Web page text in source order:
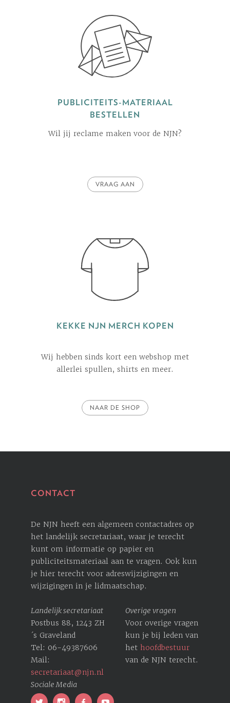
PUBLICITEITS-MATERIAAL
BESTELLEN
Wil jij reclame maken voor de NJN?
VRAAG AAN
KEKKE NJN MERCH KOPEN
Wij hebben sinds kort een webshop met
allerlei spullen, shirts en meer.
NAAR DE SHOP
CONTACT
De NJN heeft een algemeen contactadres op
het landelijk secretariaat, waar je terecht
kunt om informatie op papier en
publiciteitsmateriaal aan te vragen. Ook kun
je hier terecht voor ­adreswijzigingen en
wijzigingen in je lidmaatschap.
Landelijk secretariaat
Postbus 88, 1243 ZH
´s Graveland
Tel: 06-49387606
Mail:
secretariaat@njn.nl
Overige vragen
Voor overige vragen
kun je bij leden van
het hoofdbestuur
van de NJN terecht.
Sociale Media